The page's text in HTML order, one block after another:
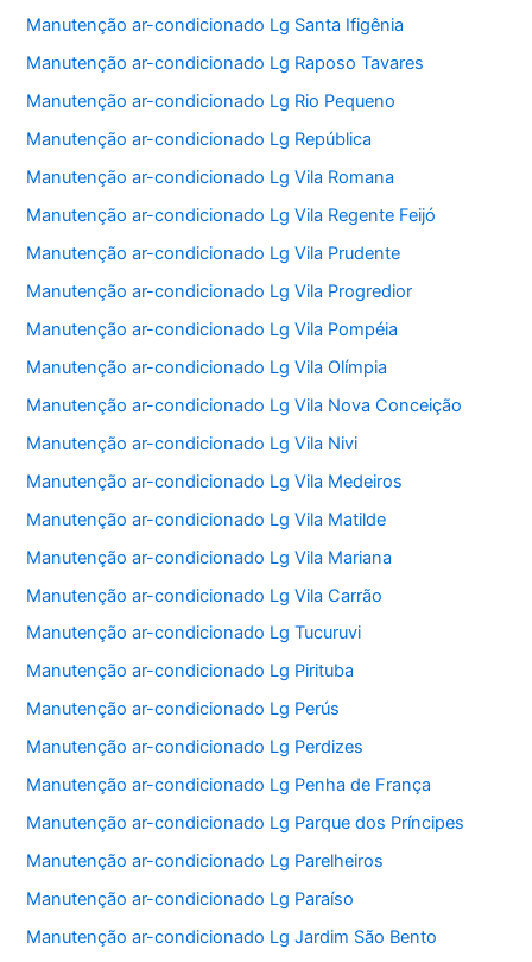
Manutenção ar-condicionado Lg Santa Ifigênia
Manutenção ar-condicionado Lg Raposo Tavares
Manutenção ar-condicionado Lg Rio Pequeno
Manutenção ar-condicionado Lg República
Manutenção ar-condicionado Lg Vila Romana
Manutenção ar-condicionado Lg Vila Regente Feijó
Manutenção ar-condicionado Lg Vila Prudente
Manutenção ar-condicionado Lg Vila Progredior
Manutenção ar-condicionado Lg Vila Pompéia
Manutenção ar-condicionado Lg Vila Olímpia
Manutenção ar-condicionado Lg Vila Nova Conceição
Manutenção ar-condicionado Lg Vila Nivi
Manutenção ar-condicionado Lg Vila Medeiros
Manutenção ar-condicionado Lg Vila Matilde
Manutenção ar-condicionado Lg Vila Mariana
Manutenção ar-condicionado Lg Vila Carrão
Manutenção ar-condicionado Lg Tucuruvi
Manutenção ar-condicionado Lg Pirituba
Manutenção ar-condicionado Lg Perús
Manutenção ar-condicionado Lg Perdizes
Manutenção ar-condicionado Lg Penha de França
Manutenção ar-condicionado Lg Parque dos Príncipes
Manutenção ar-condicionado Lg Parelheiros
Manutenção ar-condicionado Lg Paraíso
Manutenção ar-condicionado Lg Jardim São Bento